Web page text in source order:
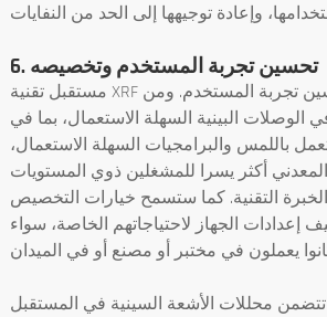
6. تحسين تجربة المستخدم وتخصيصه
مستقبل تقنية XRF يكمن أيضا في تحسين تجربة المستخدم. ومن
الوصلات البينية السهلة الاستعمال، بما في
باللمس والبرامجيات السهلة الاستعمال،
أكثر يسرا للمشغلين ذوي المستويات
التقنية. كما ستسمح خيارات التخصيص
إعدادات الجهاز لاحتياجاتهم الخاصة، سواء
تتضمن محللات الأشعة السينية في المستقبل